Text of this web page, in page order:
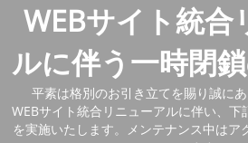
WEBサイト統合
ルに伴う一時閉
平素は格別のお引き立てを賜り誠にあ
WEBサイト統合リニューアルに伴い、下
を実施いたします。メンテナンス中はア